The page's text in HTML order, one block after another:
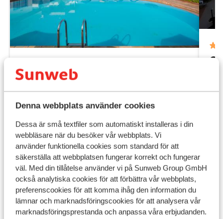
Denna webbplats använder cookies
Dessa är små textfiler som automatiskt installeras i din
webbläsare när du besöker vår webbplats. Vi
använder funktionella cookies som standard för att
säkerställa att webbplatsen fungerar korrekt och fungerar
väl. Med din tillåtelse använder vi på Sunweb Group GmbH
också analytiska cookies för att förbättra vår webbplats,
preferenscookies för att komma ihåg den information du
lämnar och marknadsföringscookies för att analysera vår
marknadsföringsprestanda och anpassa våra erbjudanden.
Adonis Apartments
Chania - Stalos Kreta Grekland
Pool med delvis separat barnpool
På stranden
Fre 16 Okt. - Fre 23 Okt.
Inga måltider 2person
pris per person från
4 915:-
Visa
Praktisk information